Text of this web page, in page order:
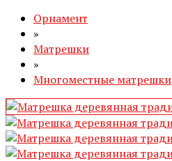
Орнамент
»
Матрешки
»
Многоместные матрешки